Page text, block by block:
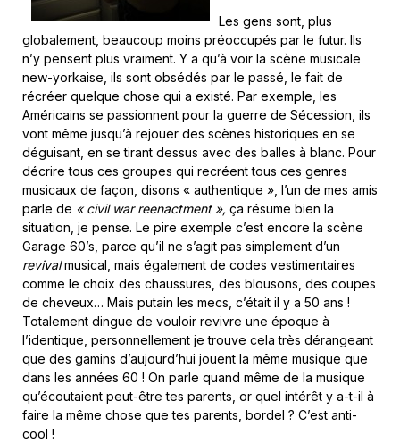
Les gens sont, plus
globalement, beaucoup moins préoccupés par le futur. Ils
n’y pensent plus vraiment. Y a qu’à voir la scène musicale
new-yorkaise, ils sont obsédés par le passé, le fait de
récréer quelque chose qui a existé. Par exemple, les
Américains se passionnent pour la guerre de Sécession, ils
vont même jusqu’à rejouer des scènes historiques en se
déguisant, en se tirant dessus avec des balles à blanc. Pour
décrire tous ces groupes qui recréent tous ces genres
musicaux de façon, disons « authentique », l’un de mes amis
parle de « civil war reenactment », ça résume bien la
situation, je pense. Le pire exemple c’est encore la scène
Garage 60’s, parce qu’il ne s’agit pas simplement d’un
revivalmusical, mais également de codes vestimentaires
comme le choix des chaussures, des blousons, des coupes
de cheveux… Mais putain les mecs, c’était il y a 50 ans !
Totalement dingue de vouloir revivre une époque à
l’identique, personnellement je trouve cela très dérangeant
que des gamins d’aujourd’hui jouent la même musique que
dans les années 60 ! On parle quand même de la musique
qu’écoutaient peut-être tes parents, or quel intérêt y a-t-il à
faire la même chose que tes parents, bordel ? C’est anti-
cool !